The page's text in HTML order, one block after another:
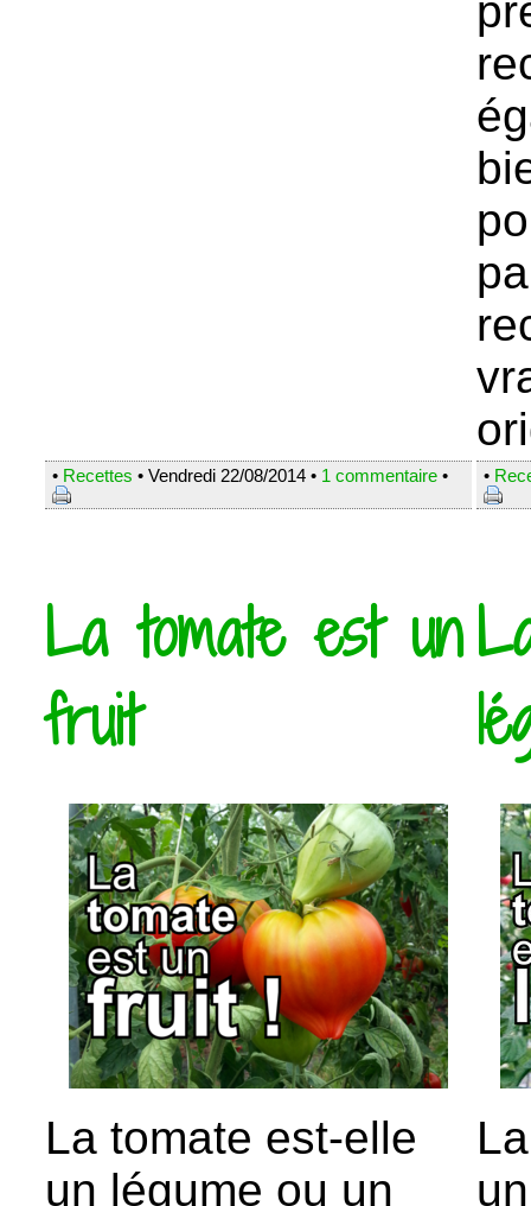
• Recettes • Vendredi 22/08/2014 • 1 commentaire • •
La tomate est un
fruit
La tomate est-elle
un légume ou un